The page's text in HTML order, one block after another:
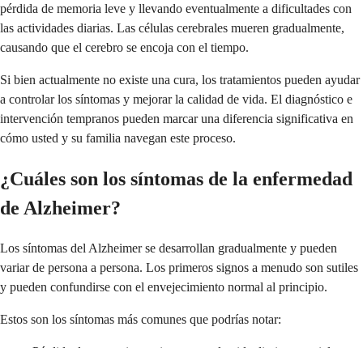
pérdida de memoria leve y llevando eventualmente a dificultades con
las actividades diarias. Las células cerebrales mueren gradualmente,
causando que el cerebro se encoja con el tiempo.
Si bien actualmente no existe una cura, los tratamientos pueden ayudar
a controlar los síntomas y mejorar la calidad de vida. El diagnóstico e
intervención tempranos pueden marcar una diferencia significativa en
cómo usted y su familia navegan este proceso.
¿Cuáles son los síntomas de la enfermedad
de Alzheimer?
Los síntomas del Alzheimer se desarrollan gradualmente y pueden
variar de persona a persona. Los primeros signos a menudo son sutiles
y pueden confundirse con el envejecimiento normal al principio.
Estos son los síntomas más comunes que podrías notar: